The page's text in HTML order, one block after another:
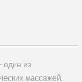
один из
массажей.